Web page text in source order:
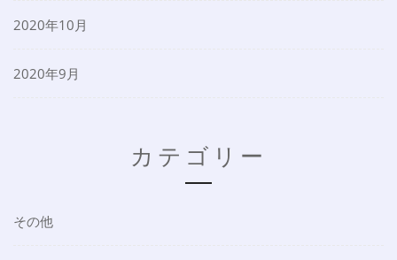
2020年10月
2020年9月
カテゴリー
その他